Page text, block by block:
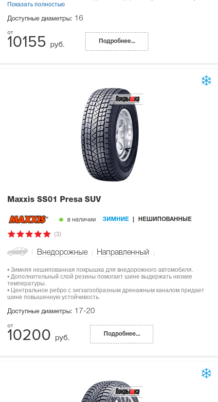
Показать полностью
Доступные диаметры: 16
10155 руб. Подробнее...
Maxxis SS01 Presa SUV
в наличии ЗИМНИЕ НЕШИПОВАННЫЕ
(3)
Внедорожные Направленный
• Зимняя нешипованная покрышка для внедорожного автомобиля.
• Дополнительный слой резины помогает шине выдержать низкие
температуры.
• Центральное ребро с зигзагообразным дренажным каналом придает
шине повышенную устойчивость.
Доступные диаметры: 17-20
10200 руб. Подробнее...